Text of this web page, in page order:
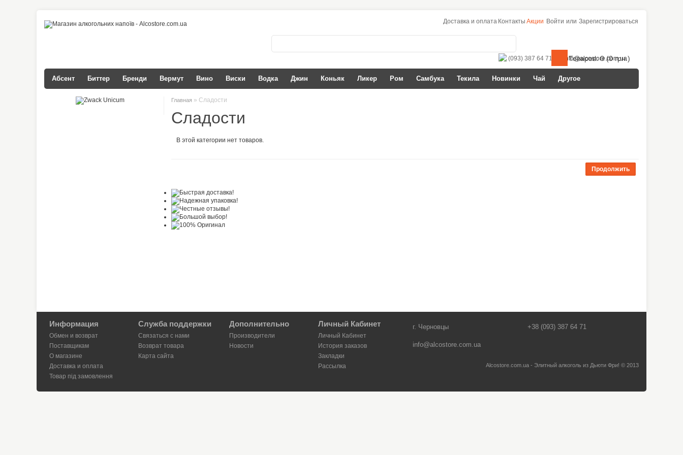
Доставка и оплата Контакты Акции Войти или Зарегистрироваться
(093) 387 64 71 info@alcostore.com.ua
Товаров: 0 (0 грн.)
Абсент Биттер Бренди Вермут Вино Виски Водка Джин Коньяк Ликер Ром Самбука Текила Новинки Чай Другое
Главная » Сладости
Сладости
В этой категории нет товаров.
Продолжить
Информация
Обмен и возврат
Поставщикам
О магазине
Доставка и оплата
Товар під замовлення
Служба поддержки
Связаться с нами
Возврат товара
Карта сайта
Дополнительно
Производители
Новости
Личный Кабинет
Личный Кабинет
История заказов
Закладки
Рассылка
г. Черновцы +38 (093) 387 64 71
info@alcostore.com.ua
Alcostore.com.ua - Элитный алкоголь из Дьюти Фри! © 2013